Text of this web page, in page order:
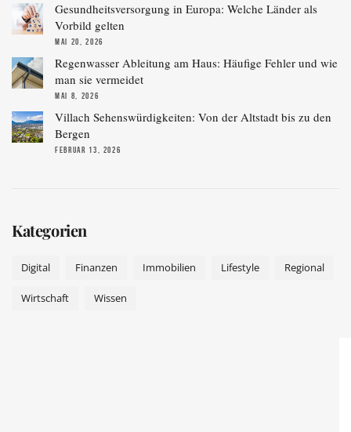
Gesundheitsversorgung in Europa: Welche Länder als
Vorbild gelten
MAI 20, 2026
Regenwasser Ableitung am Haus: Häufige Fehler und wie
man sie vermeidet
MAI 8, 2026
Villach Sehenswürdigkeiten: Von der Altstadt bis zu den
Bergen
FEBRUAR 13, 2026
Kategorien
Digital Finanzen Immobilien Lifestyle Regional
Wirtschaft Wissen